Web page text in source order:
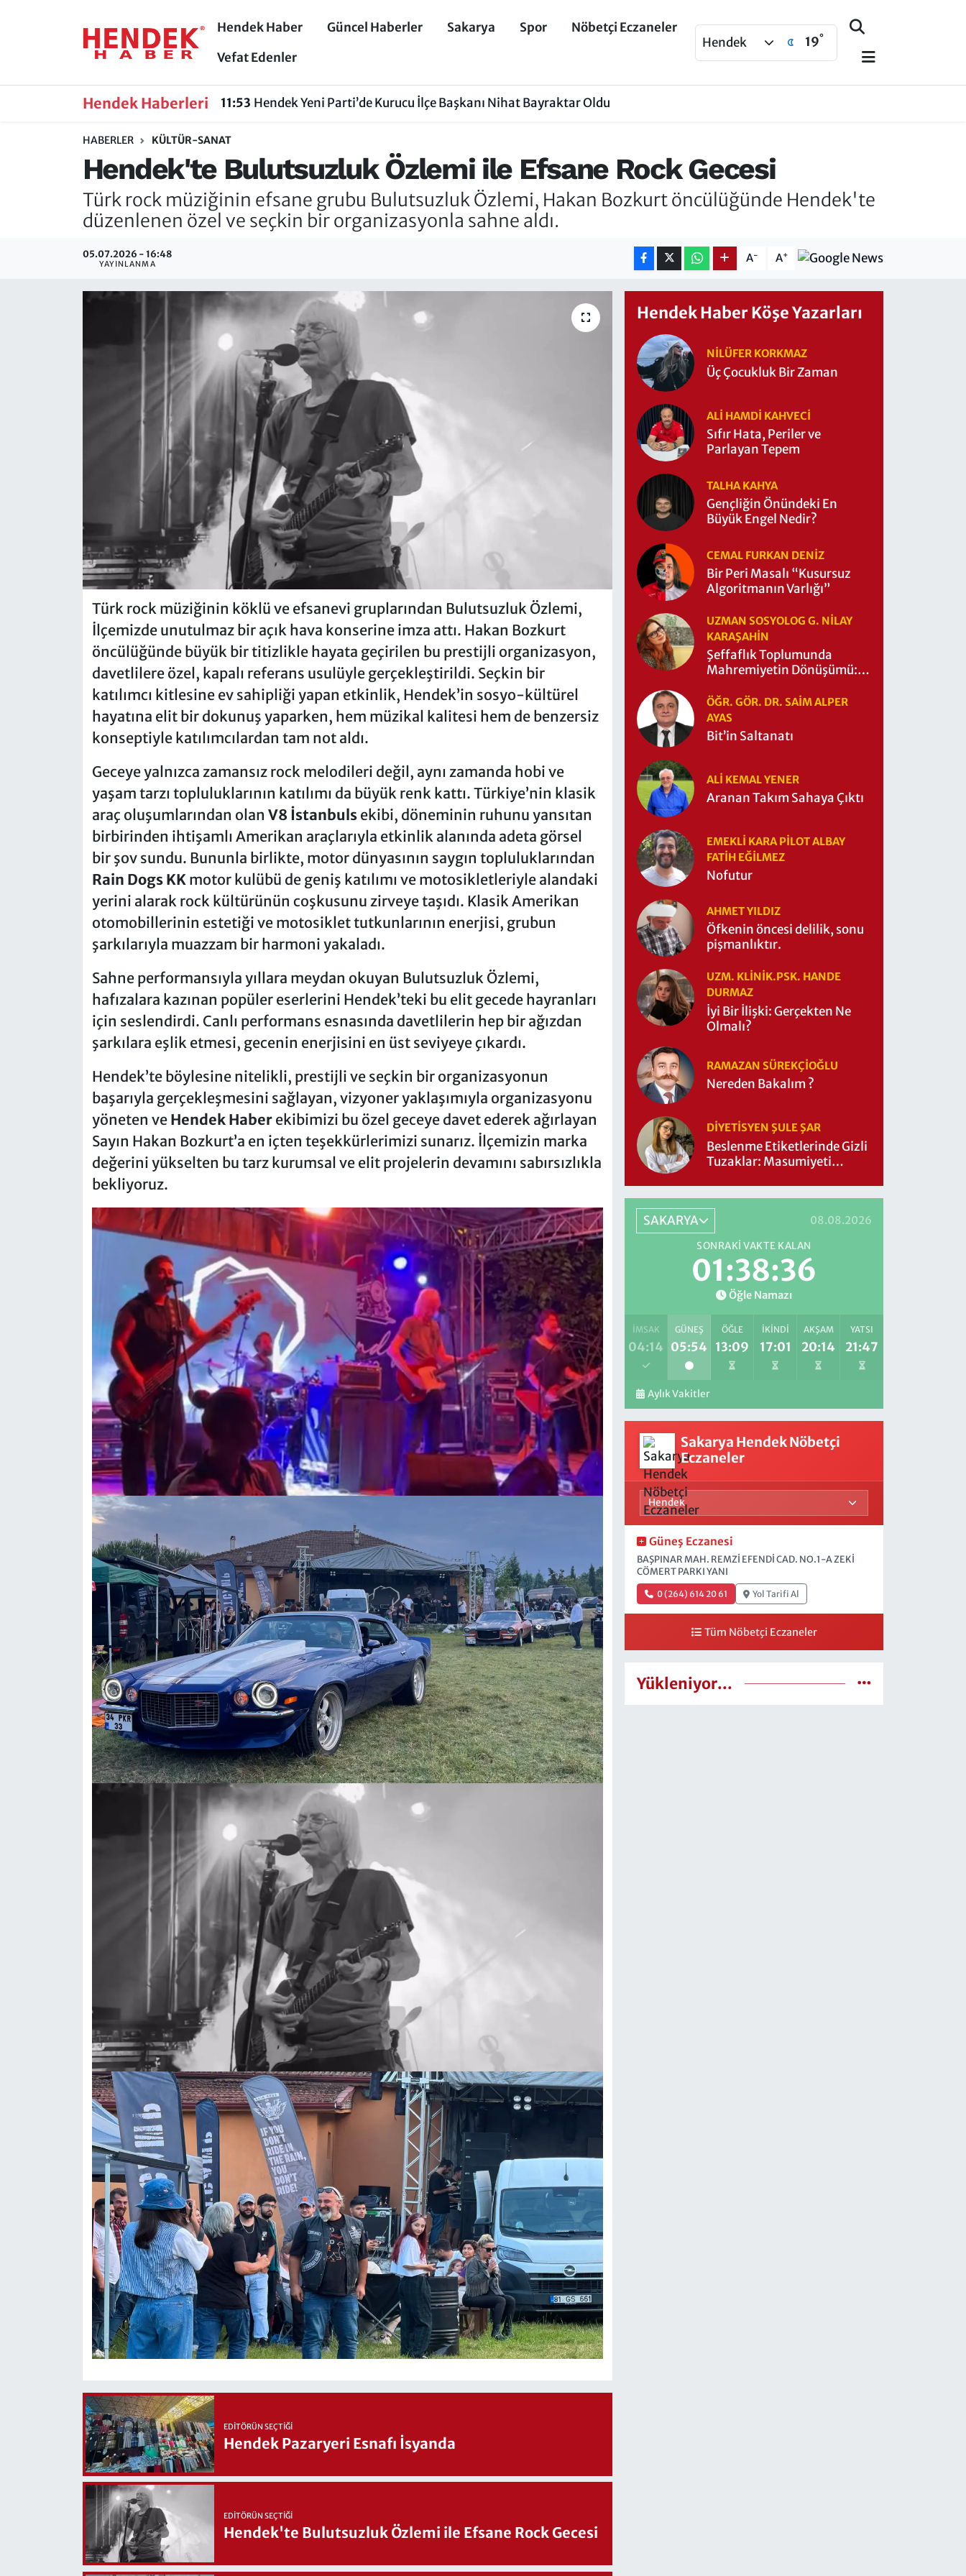
Hendek Haber Güncel Haberler Sakarya Spor
Nöbetçi Eczaneler
Vefat Edenler
Hendek 19°
Hendek Haberleri 11:53 Hendek Yeni Parti’de Kurucu İlçe Başkanı Nihat Bayraktar Oldu
HABERLER KÜLTÜR-SANAT
Hendek'te Bulutsuzluk Özlemi ile Efsane Rock Gecesi
Türk rock müziğinin efsane grubu Bulutsuzluk Özlemi, Hakan Bozkurt öncülüğünde Hendek'te
düzenlenen özel ve seçkin bir organizasyonla sahne aldı.
05.07.2026 - 16:48
YAYINLANMA A- A+
Türk rock müziğinin köklü ve efsanevi gruplarından Bulutsuzluk Özlemi,
İlçemizde unutulmaz bir açık hava konserine imza attı. Hakan Bozkurt
öncülüğünde büyük bir titizlikle hayata geçirilen bu prestijli organizasyon,
davetlilere özel, kapalı referans usulüyle gerçekleştirildi. Seçkin bir
katılımcı kitlesine ev sahipliği yapan etkinlik, Hendek’in sosyo-kültürel
hayatına elit bir dokunuş yaparken, hem müzikal kalitesi hem de benzersiz
konseptiyle katılımcılardan tam not aldı.
Geceye yalnızca zamansız rock melodileri değil, aynı zamanda hobi ve
yaşam tarzı topluluklarının katılımı da büyük renk kattı. Türkiye’nin klasik
araç oluşumlarından olan V8 İstanbulsekibi, döneminin ruhunu yansıtan
birbirinden ihtişamlı Amerikan araçlarıyla etkinlik alanında adeta görsel
bir şov sundu. Bununla birlikte, motor dünyasının saygın topluluklarından
Rain Dogs KKmotor kulübü de geniş katılımı ve motosikletleriyle alandaki
yerini alarak rock kültürünün coşkusunu zirveye taşıdı. Klasik Amerikan
otomobillerinin estetiği ve motosiklet tutkunlarının enerjisi, grubun
şarkılarıyla muazzam bir harmoni yakaladı.
Sahne performansıyla yıllara meydan okuyan Bulutsuzluk Özlemi,
hafızalara kazınan popüler eserlerini Hendek’teki bu elit gecede hayranları
için seslendirdi. Canlı performans esnasında davetlilerin hep bir ağızdan
şarkılara eşlik etmesi, gecenin enerjisini en üst seviyeye çıkardı.
Hendek’te böylesine nitelikli, prestijli ve seçkin bir organizasyonun
başarıyla gerçekleşmesini sağlayan, vizyoner yaklaşımıyla organizasyonu
yöneten ve Hendek Haberekibimizi bu özel geceye davet ederek ağırlayan
Sayın Hakan Bozkurt’a en içten teşekkürlerimizi sunarız. İlçemizin marka
değerini yükselten bu tarz kurumsal ve elit projelerin devamını sabırsızlıkla
bekliyoruz.
EDITÖRÜN SEÇTIĞI
Hendek Pazaryeri Esnafı İsyanda
EDITÖRÜN SEÇTIĞI
Hendek'te Bulutsuzluk Özlemi ile Efsane Rock Gecesi
Hendek Haber Köşe Yazarları
NILÜFER KORKMAZ
Üç Çocukluk Bir Zaman
ALI HAMDI KAHVECİ
Sıfır Hata, Periler ve
Parlayan Tepem
TALHA KAHYA
Gençliğin Önündeki En
Büyük Engel Nedir?
CEMAL FURKAN DENİZ
Bir Peri Masalı “Kusursuz
Algoritmanın Varlığı”
UZMAN SOSYOLOG G. NILAY
KARAŞAHİN
Şeffaflık Toplumunda
Mahremiyetin Dönüşümü:
Zaman Yıkıldı?
ÖĞR. GÖR. DR. SAIM ALPER
AYAS
Bit’in Saltanatı
ALI KEMAL YENER
Aranan Takım Sahaya Çıktı
EMEKLI KARA PILOT ALBAY
FATIH EĞİLMEZ
Nofutur
AHMET YILDIZ
Öfkenin öncesi delilik, sonu
pişmanlıktır.
UZM. KLINIK.PSK. HANDE
DURMAZ
İyi Bir İlişki: Gerçekten Ne
Olmalı?
RAMAZAN SÜREKÇIOĞLU
Nereden Bakalım ?
DIYETISYEN ŞULE ŞAR
Beslenme Etiketlerinde Gizli
Tuzaklar: Masumiyeti
SAKARYA 08.08.2026
SONRAKI VAKTE KALAN
01:38:34
Öğle Namazı
İMSAK
04:14
GÜNEŞ
05:54
ÖĞLE
13:09
İKINDI
17:01
AKŞAM
20:14
YATSI
21:47
Aylık Vakitler
Sakarya Hendek Nöbetçi
Eczaneler
Güneş Eczanesi
BAŞPINAR MAH. REMZİ EFENDİ CAD. NO.1-A ZEKİ
CÖMERT PARKI YANI
0 (264) 614 20 61 Yol Tarifi Al
Tüm Nöbetçi Eczaneler
Yükleniyor...
Hendek Haber
Nöbetçi Eczaneler
Hendek Haber
Sakarya
Hakkında
Sakarya Nöbetçi Eczaneler
Süper Lig Puan Durumu ve Fikstür
Tüm Manşetler